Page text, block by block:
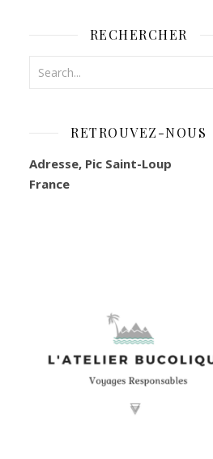
RECHERCHER
RETROUVEZ-NOUS
Adresse, Pic Saint-Loup
France